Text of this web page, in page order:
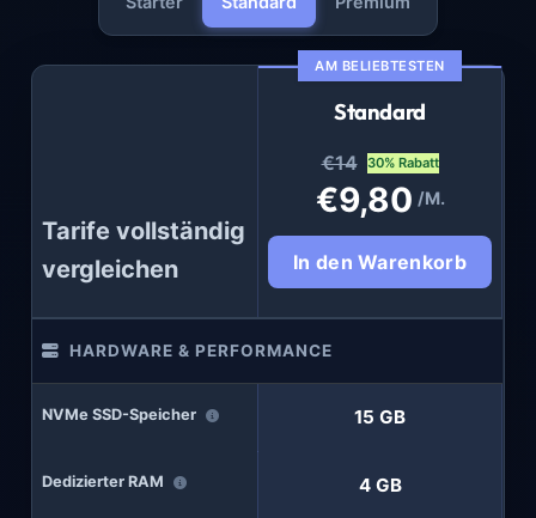
Tarife vollständig
vergleichen
AM BELIEBTESTEN
Standard
€14 30% Rabatt
€9,80 /M.
In den Warenkorb
HARDWARE & PERFORMANCE
NVMe SSD-Speicher 15 GB
Dedizierter RAM 4 GB